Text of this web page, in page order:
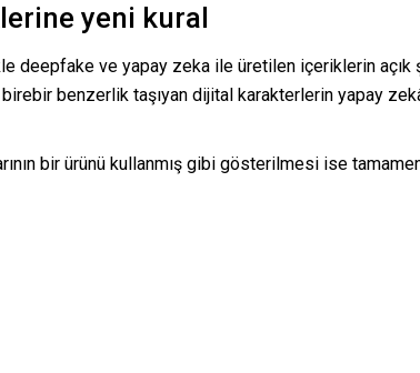
yeni kural
deepfake ve yapay zeka ile üretilen içeriklerin
benzerlik taşıyan dijital karakterlerin yapay
bir ürünü kullanmış gibi gösterilmesi ise